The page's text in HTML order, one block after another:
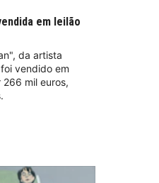
em leilão
da artista
vendido em
mil euros,